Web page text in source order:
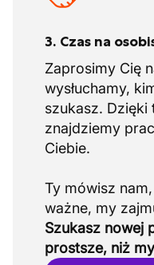
3. Czas na
Zaprosimy Cię
wysłuchamy,
szukasz. Dzięki
znajdziemy
Ciebie.
Ty mówisz
Szukasz nowej
prostsze, niż